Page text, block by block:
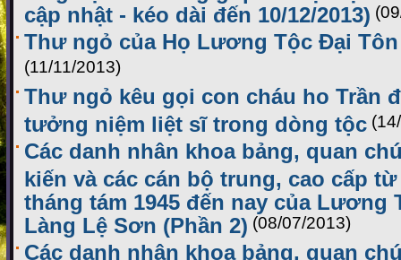
cập nhật - kéo dài đến 10/12/2013)
Thư ngỏ của Họ Lương Tộc Đại
(11/11/2013)
Thư ngỏ kêu gọi con cháu ho Trần
tưởng niệm liệt sĩ trong dòng tộc
Các danh nhân khoa bảng, quan
kiến và các cán bộ trung, cao cấp
tháng tám 1945 đến nay của Lương
Làng Lệ Sơn (Phần 2) (08/07/2013)
Các danh nhân khoa bảng, quan